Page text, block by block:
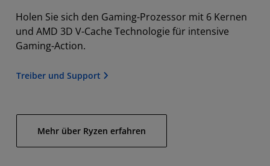
Holen Sie sich den Gaming-Prozessor mit 6 Kernen
und AMD 3D V-Cache Technologie für intensive
Gaming-Action.
Treiber und Support
Mehr über Ryzen erfahren